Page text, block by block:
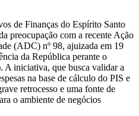
de Finanças do Espírito Santo
preocupação com a recente Ação
(ADC) nº 98, ajuizada em 19
da República perante o
A iniciativa, que busca validar a
na base de cálculo do PIS e
retrocesso e uma fonte de
o ambiente de negócios